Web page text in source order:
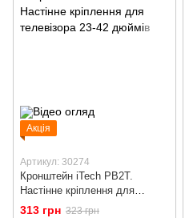
Акція
Артикул: 30274
Кронштейн iTech PB2T.
Настінне кріплення для
телевізора 23-42 дюймів
313 грн 323 грн